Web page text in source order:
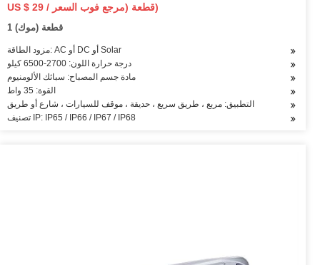
US $ 29 / قطعة (مرجع فوب السعر)
1 قطعة (موك)
مزود الطاقة: AC أو DC أو Solar
درجة حرارة اللون: 2700-6500 كيلو
مادة جسم المصباح: سبائك الألومنيوم
القوة: 35 واط
التطبيق: مربع ، طريق سريع ، حديقة ، موقف للسيارات ، شارع أو طريق
تصنيف IP: IP65 / IP66 / IP67 / IP68